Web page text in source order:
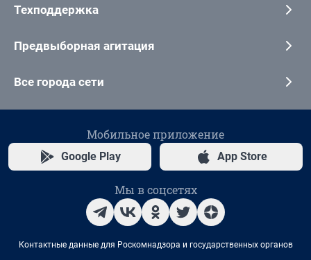
Техподдержка
Предвыборная агитация
Все города сети
Мобильное приложение
Google Play App Store
Мы в соцсетях
Контактные данные для Роскомнадзора и государственных органов